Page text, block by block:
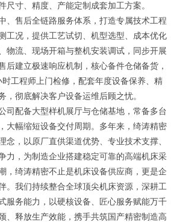
尺寸、精度、产能定制成套加工方案。
、售后全链路服务体系，打造专属技术工程
工况，提供工艺试切、机型选型、成本优化
物流、现场开箱与整机安装调试，同步开展
后建立极速响应机制，核心备件仓储备货，
工程师上门检修，配套年度设备保养、精
，彻底解决客户设备运维后顾之忧。
司配备大型样机展厅与仓储基地，常备多台
大幅缩短设备交付周期。多年来，绮涛精密
念，以原厂直供渠道优势、专业技术支撑、
力，为制造企业搭建稳定可靠的高端机床采
，绮涛精密不止是机床设备供应商，更是企
。我们持续整合全球顶尖机床资源，深耕工
服务能力，以硬核设备、匠心服务赋能万千
、释放生产效能，携手共筑国产精密制造高